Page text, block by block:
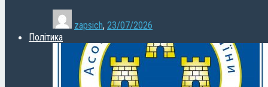
zapsich, 23/07/2026
Політика